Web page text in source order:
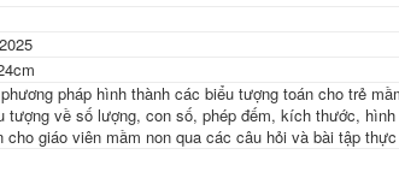
pháp hình thành các biểu tượng toán cho trẻ
tượng về số lượng, con số, phép đếm, kích thước,
cho giáo viên mầm non qua các câu hỏi và bài tập